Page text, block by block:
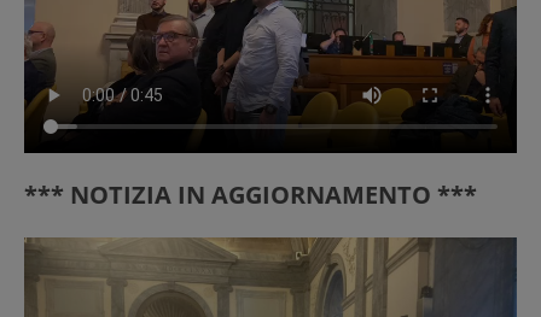
*** NOTIZIA IN AGGIORNAMENTO ***